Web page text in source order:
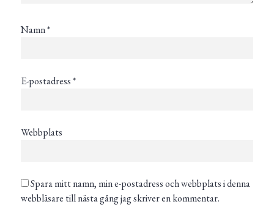
Namn*
E-postadress*
Webbplats
Spara mitt namn, min e-postadress och webbplats i denna
webbläsare till nästa gång jag skriver en kommentar.